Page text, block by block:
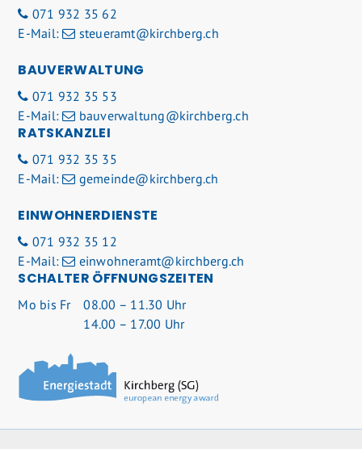
071 932 35 62
E-Mail:
steueramt@kirchberg.ch
BAUVERWALTUNG
071 932 35 53
E-Mail:
bauverwaltung@kirchberg.ch
RATSKANZLEI
071 932 35 35
E-Mail:
gemeinde@kirchberg.ch
EINWOHNERDIENSTE
071 932 35 12
E-Mail:
einwohneramt@kirchberg.ch
SCHALTER ÖFFNUNGSZEITEN
Mo bis Fr
08.00 – 11.30 Uhr
14.00 – 17.00 Uhr